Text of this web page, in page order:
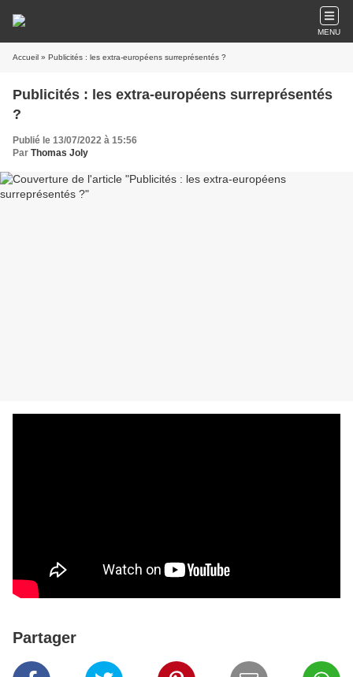
MENU
Accueil » Publicités : les extra-européens surreprésentés ?
Publicités : les extra-européens surreprésentés
?
Publié le 13/07/2022 à 15:56
Par Thomas Joly
Partager